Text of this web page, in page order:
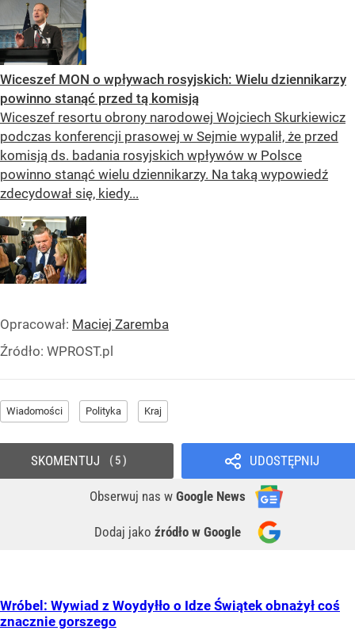
Wiceszef MON o wpływach rosyjskich: Wielu dziennikarzy
powinno stanąć przed tą komisją
Wiceszef resortu obrony narodowej Wojciech Skurkiewicz
podczas konferencji prasowej w Sejmie wypalił, że przed
komisją ds. badania rosyjskich wpływów w Polsce
powinno stanąć wielu dziennikarzy. Na taką wypowiedź
zdecydował się, kiedy...
Opracował: Maciej Zaremba
Źródło: WPROST.pl
Wiadomości Polityka Kraj
UDOSTĘPNIJ
Obserwuj nas w Google News
Dodaj jako źródło w Google
SKOMENTUJ 5
Wróbel: Wywiad z Woydyłło o Idze Świątek obnażył coś
znacznie gorszego